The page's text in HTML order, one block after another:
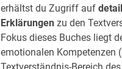
erhältst du Zugriff auf
Erklärungenzu den
Fokus dieses Buches liegt
emotionalen Kompetenzen